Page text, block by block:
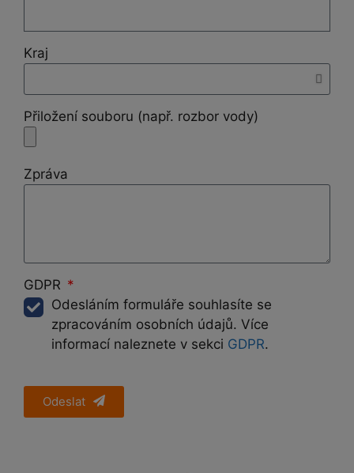
Kraj
Přiložení souboru (např. rozbor vody)
Zpráva
GDPR
Odesláním formuláře souhlasíte se
zpracováním osobních údajů. Více
informací naleznete v sekci GDPR.
Odeslat